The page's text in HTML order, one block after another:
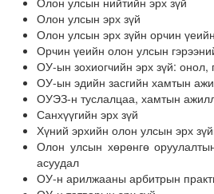
Олон улсын эрх зүй
Олон улсын эрх зүйн орчин
Орчин үеийн олон улсын
ОУ-ын зохиогчийн эрх зүй: онол,
ОУ-ын эдийн засгийн хамтын
ОУЭЗ-н туслалцаа, хамтын
Санхүүгийн эрх зүй
Хүний эрхийн олон улсын эрх
Олон улсын хөрөнгө
асуудал
ОУ-н арилжааны арбитрын